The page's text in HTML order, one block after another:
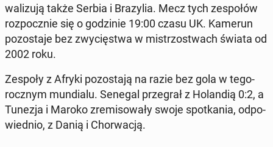
wa­li­zu­ją także Serbia i Bra­zy­lia. Mecz tych ze­spo­łów
roz­pocz­nie się o go­dzi­nie 19:00 czasu UK. Kamerun
po­zo­sta­je bez zwy­cię­stwa w mi­strzo­stwach świata od
2002 roku.
Zespoły z Afryki po­zo­sta­ją na razie bez gola w te­go­
rocz­nym mun­dia­lu. Senegal prze­grał z Ho­lan­dią 0:2, a
Tunezja i Maroko zre­mi­so­wa­ły swoje spo­tka­nia, od­po­
wied­nio, z Danią i Chor­wa­cją.